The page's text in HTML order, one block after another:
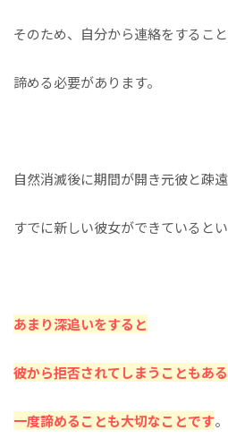
そのため、自分から連絡をするこ
諦める必要があります。
自然消滅後に期間が開き元彼と疎遠
すでに新しい彼女ができていると
あまり深追いをすると
彼から拒否されてしまうこともある
一度諦めることも大切なことです。